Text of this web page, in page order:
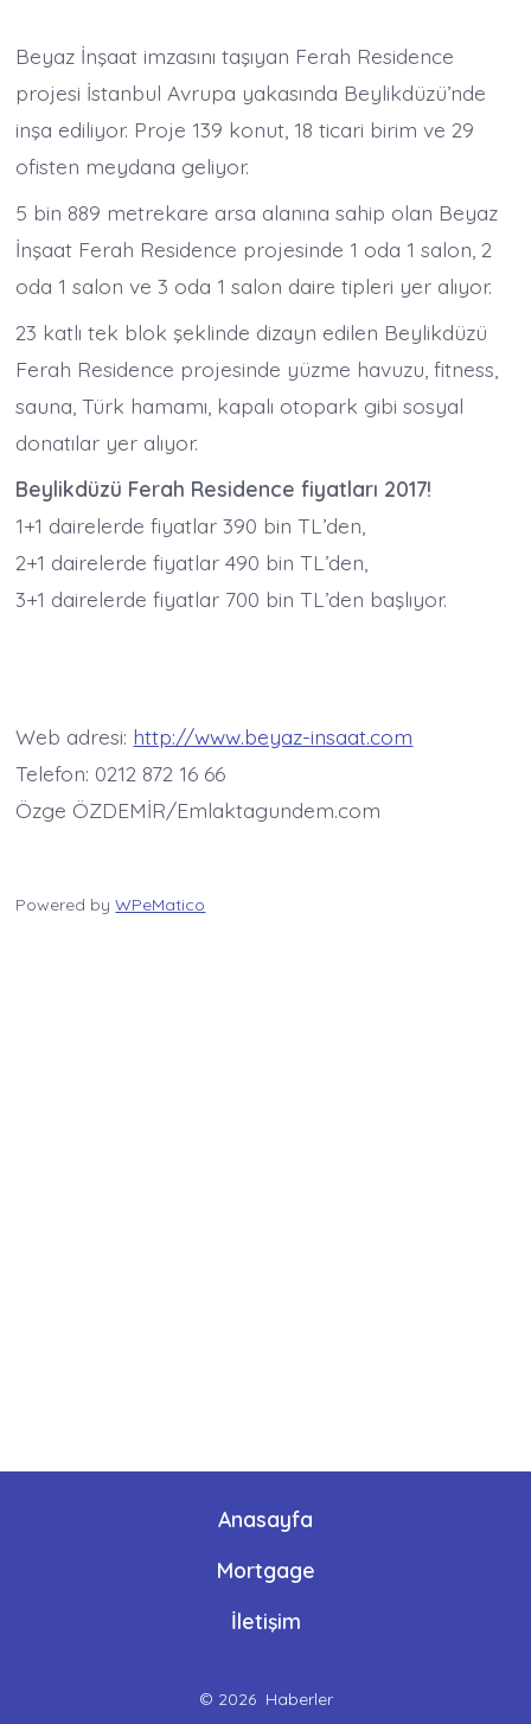
Beyaz İnşaat imzasını taşıyan Ferah Residence
projesi İstanbul Avrupa yakasında Beylikdüzü’nde
inşa ediliyor. Proje 139 konut, 18 ticari birim ve 29
ofisten meydana geliyor.
5 bin 889 metrekare arsa alanına sahip olan Beyaz
İnşaat Ferah Residence projesinde 1 oda 1 salon, 2
oda 1 salon ve 3 oda 1 salon daire tipleri yer alıyor.
23 katlı tek blok şeklinde dizayn edilen Beylikdüzü
Ferah Residence projesinde yüzme havuzu, fitness,
sauna, Türk hamamı, kapalı otopark gibi sosyal
donatılar yer alıyor.
Beylikdüzü Ferah Residence fiyatları 2017!
1+1 dairelerde fiyatlar 390 bin TL’den,
2+1 dairelerde fiyatlar 490 bin TL’den,
3+1 dairelerde fiyatlar 700 bin TL’den başlıyor.
Web adresi: http://www.beyaz-insaat.com
Telefon: 0212 872 16 66
Özge ÖZDEMİR/Emlaktagundem.com
Powered byWPeMatico
Anasayfa
Mortgage
İletişim
© 2026 Haberler